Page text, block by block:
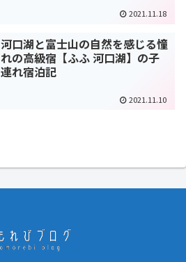
2021.11.18
河口湖と富士山の自然を感じる憧
れの高級宿【ふふ 河口湖】の子
連れ宿泊記
2021.11.10